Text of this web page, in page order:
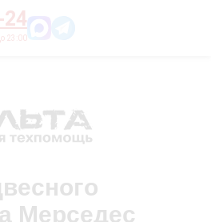
УСЛУГИ
Мерседес